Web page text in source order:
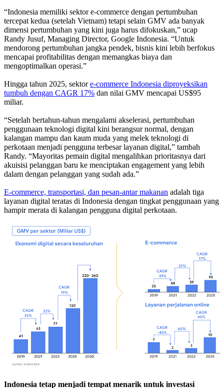
“Indonesia memiliki sektor e-commerce dengan pertumbuhan
tercepat kedua (setelah Vietnam) tetapi selain GMV ada banyak
dimensi pertumbuhan yang kini juga harus difokuskan,” ucap
Randy Jusuf, Managing Director, Google Indonesia. “Untuk
mendorong pertumbuhan jangka pendek, bisnis kini lebih berfokus
mencapai profitabilitas dengan memangkas biaya dan
mengoptimalkan operasi.”
Hingga tahun 2025, sektore-commerce Indonesia diproyeksikan
tumbuh dengan CAGR 17% dan nilai GMV mencapai US$95
miliar.
“Setelah bertahun-tahun mengalami akselerasi, pertumbuhan
penggunaan teknologi digital kini berangsur normal, dengan
kalangan mampu dan kaum muda yang melek teknologi di
perkotaan menjadi pengguna terbesar layanan digital,” tambah
Randy. “Mayoritas pemain digital mengalihkan prioritasnya dari
akuisisi pelanggan baru ke menciptakan engagement yang lebih
dalam dengan pelanggan yang sudah ada.”
E-commerce, transportasi, dan pesan-antar makanan adalah tiga
layanan digital teratas di Indonesia dengan tingkat penggunaan yang
hampir merata di kalangan pengguna digital perkotaan.
Indonesia tetap menjadi tempat menarik untuk investasi